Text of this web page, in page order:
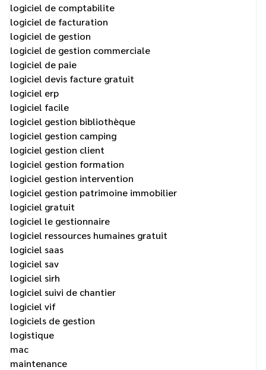
logiciel de comptabilite
logiciel de facturation
logiciel de gestion
logiciel de gestion commerciale
logiciel de paie
logiciel devis facture gratuit
logiciel erp
logiciel facile
logiciel gestion bibliothèque
logiciel gestion camping
logiciel gestion client
logiciel gestion formation
logiciel gestion intervention
logiciel gestion patrimoine immobilier
logiciel gratuit
logiciel le gestionnaire
logiciel ressources humaines gratuit
logiciel saas
logiciel sav
logiciel sirh
logiciel suivi de chantier
logiciel vif
logiciels de gestion
logistique
mac
maintenance